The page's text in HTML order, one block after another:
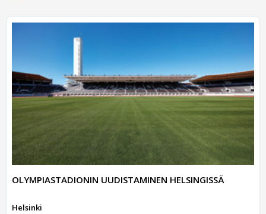
OLYMPIASTADIONIN UUDISTAMINEN HELSINGISSÄ
Helsinki